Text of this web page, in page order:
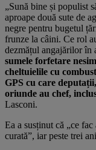
„Sună bine și populist
aproape două sute de
negre pentru bugetul
frunze la câini. Ce rol
dezmățul angajărilor în
sumele forfetare
cheltuielile cu
GPS cu care
oriunde au chef,
Lasconi.
Ea a susținut că „ce
curată”, iar peste trei